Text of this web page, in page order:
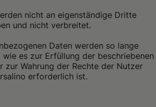
nicht an eigenständige Dritte
und nicht verbreitet.
Daten werden so lange
wie es zur Erfüllung der beschriebenen
zur Wahrung der Rechte der Nutzer
erforderlich ist.